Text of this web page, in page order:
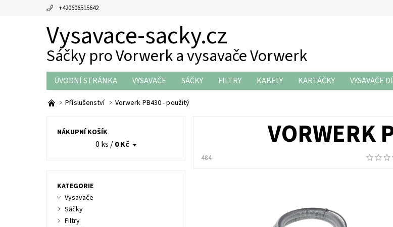
+420606515642
Vysavace-sacky.cz
Sáčky pro Vorwerk a vysavače Vorwerk
ÚVODNÍ STRÁNKA VYSAVAČE SÁČKY FILTRY KABELY KARTÁČKY VYSAVAČE
THERMOMIX DÍLY
OBCHODNÍ PODMÍNKY
Příslušenství Vorwerk PB430 - použitý
VORWERK
484
NÁKUPNÍ KOŠÍK
0 ks /0 Kč
KATEGORIE
Vysavače
Sáčky
Filtry